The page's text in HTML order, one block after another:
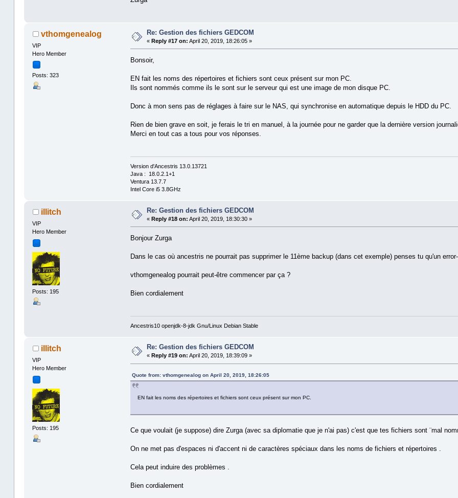
vthomgenealog
VIP
Hero Member
Posts: 323
Re: Gestion des fichiers GEDCOM
«Reply #17 on: April 20, 2019, 18:26:05 »
Bonsoir,
EN fait les noms des répertoires et fichiers sont ceux présent sur mon PC.
Ils sont nommés comme ils le sont sur le serveur qui est une image de mon disque PC.
Donc à mon sens pas de réglages à faire sur le NAS, qui synchronise en automatique depuis le HDD du PC.
Rien de bien grave en soit, je ferais le tri en manuel, à la journée pour ne garder que la dernière version
Merci en tout cas a tous pour vos réponses.
Version d'Ancestris 13.0.13721
Java : 18.0.2.1+1
Ventura 13.7.7
Intel Core i5 3.8GHz
illitch
VIP
Hero Member
Posts: 195
Re: Gestion des fichiers GEDCOM
«Reply #18 on: April 20, 2019, 18:30:30 »
Bonjour Zurga
Dans le cas où ancestris ne pourrait pas supprimer le 11ème backup (dans cet exemple) penses tu qu'un
vthomgenealog pourrait peut-être commencer par ça ?
Bien cordialement
Ancestris10 openjdk-8-jdk Gnu/Linux Debian Stable
illitch
VIP
Hero Member
Posts: 195
Re: Gestion des fichiers GEDCOM
«Reply #19 on: April 20, 2019, 18:39:09 »
Quote from: vthomgenealog on April 20, 2019, 18:26:05
EN fait les noms des répertoires et fichiers sont ceux présent sur mon PC.
Ce que voulait (je suppose) dire Zurga (avec sa diplomatie que je n'ai pas) c'est que tes fichiers sont ¨mal
On ne met pas d'espaces ni d'accent ni de caractères spéciaux dans les noms de fichiers et répertoires .
Cela peut induire des problèmes .
Bien cordialement